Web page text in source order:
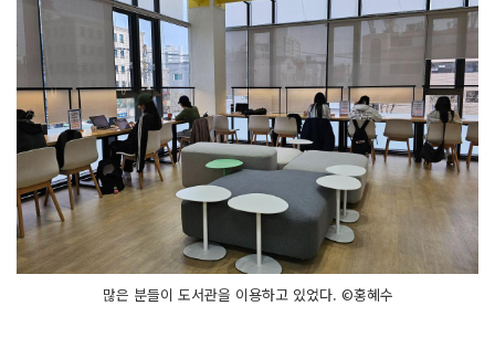
많은 분들이 도서관을 이용하고 있었다. ©홍혜수